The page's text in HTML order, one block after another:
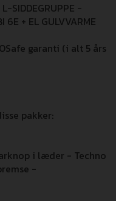
SIDDEGRUPPE -
+ EL GULVVARME
garanti (i alt 5 års
pakker:
i læder - Techno
-